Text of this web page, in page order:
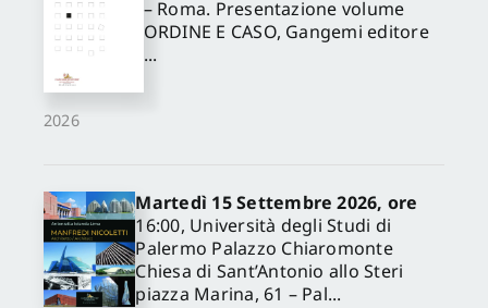
2026
– Roma. Presentazione volume
ORDINE E CASO, Gangemi editore
...
Martedì 15 Settembre 2026, ore
16:00, Università degli Studi di
Palermo Palazzo Chiaromonte
Chiesa di Sant’Antonio allo Steri
piazza Marina, 61 – Pal...